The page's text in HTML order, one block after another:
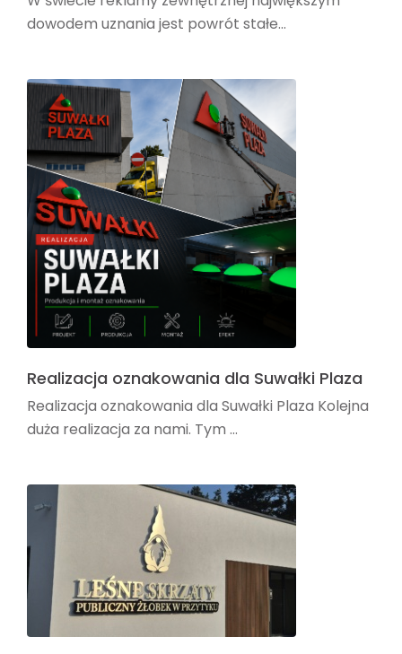
dowodem uznania jest powrót stałe...
Realizacja oznakowania dla Suwałki Plaza
Realizacja oznakowania dla Suwałki Plaza Kolejna
duża realizacja za nami. Tym ...